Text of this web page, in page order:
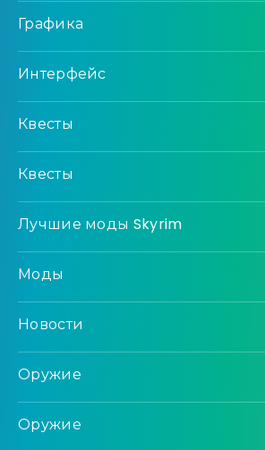
Графика
Интерфейс
Квесты
Квесты
Лучшие моды Skyrim
Моды
Новости
Оружие
Оружие